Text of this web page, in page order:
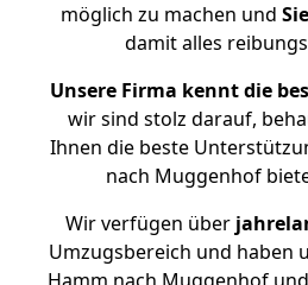
möglich zu machen und
damit alles
Unsere Firma kennt die
wir sind stolz darauf,
Ihnen die beste
nach Muggenhof
Wir verfügen über
Umzugsbereich und haben